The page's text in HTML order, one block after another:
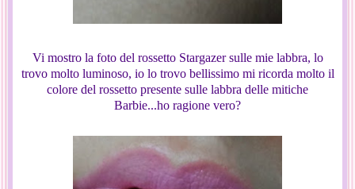
Vi mostro la foto del rossetto Stargazer sulle mie labbra, lo
trovo molto luminoso, io lo trovo bellissimo mi ricorda molto il
colore del rossetto presente sulle labbra delle mitiche
Barbie...ho ragione vero?